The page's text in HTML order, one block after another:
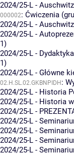
2024/25-L -
000002: Ćwiczenia
2024/25-L -
2024/25-L -
1)
2024/25-L -
1)
2024/25-L - Główne
02.H.SL.02.GKBNPIDH :
2024/25-L - Historia
2024/25-L - Historia
2024/25-L -
2024/25-L -
2024/25-L -
2024/25-L -
2024/25-L -